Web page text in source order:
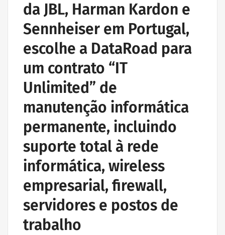
da JBL, Harman Kardon e
Sennheiser em Portugal,
escolhe a DataRoad para
um contrato “IT
Unlimited” de
manutenção informática
permanente, incluindo
suporte total à rede
informática, wireless
empresarial, firewall,
servidores e postos de
trabalho